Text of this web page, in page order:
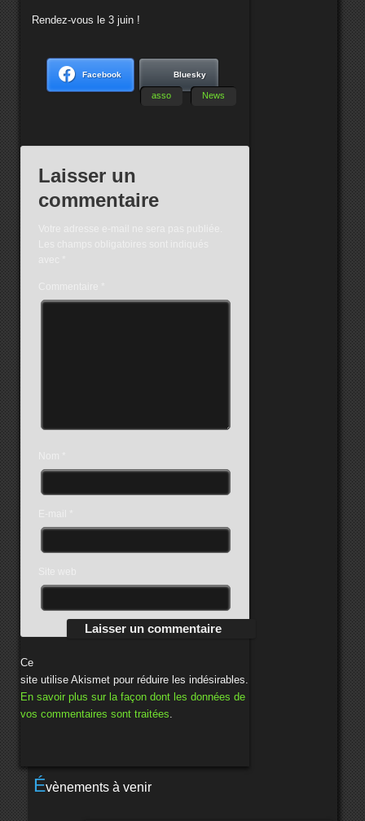
Rendez-vous le 3 juin !
Facebook Bluesky
asso News
Laisser un
commentaire
Ce
site utilise Akismet pour réduire les indésirables.
En savoir plus sur la façon dont les données de
vos commentaires sont traitées
Évènements à venir